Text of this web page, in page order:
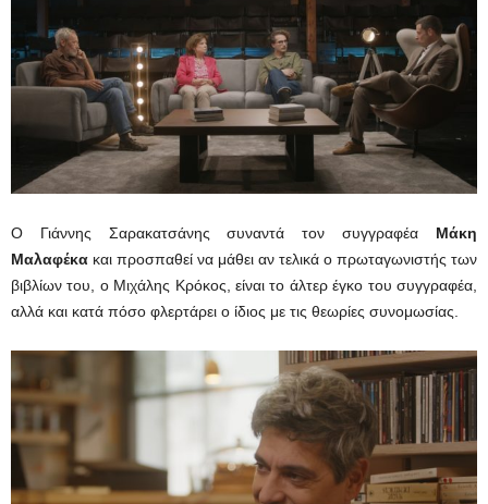
Ο Γιάννης Σαρακατσάνης συναντά τον συγγραφέα Μάκη
Μαλαφέκα και προσπαθεί να μάθει αν τελικά ο πρωταγωνιστής των
βιβλίων του, ο Μιχάλης Κρόκος, είναι το άλτερ έγκο του συγγραφέα,
αλλά και κατά πόσο φλερτάρει ο ίδιος με τις θεωρίες συνομωσίας.